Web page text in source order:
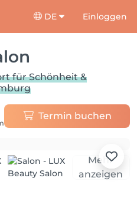
DE Einloggen
für Schönheit &
Termin buchen
Mehr
anzeigen